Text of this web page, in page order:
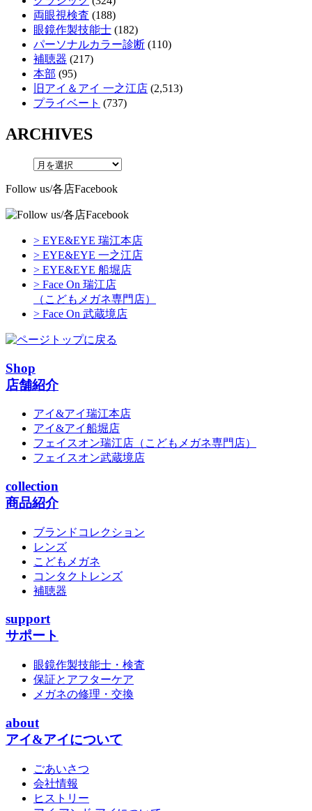
両眼視検査 (188)
眼鏡作製技能士 (182)
パーソナルカラー診断 (110)
補聴器 (217)
本部 (95)
旧アイ＆アイ 一之江店 (2,513)
プライベート (737)
ARCHIVES
Follow us/各店Facebook
> EYE&EYE 瑞江本店
> EYE&EYE 一之江店
> EYE&EYE 船堀店
> Face On 瑞江店
（こどもメガネ専門店）
> Face On 武蔵境店
Shop
店舗紹介
アイ&アイ瑞江本店
アイ&アイ船堀店
フェイスオン瑞江店 （こどもメガネ専門店）
フェイスオン武蔵境店
collection
商品紹介
ブランドコレクション
レンズ
こどもメガネ
コンタクトレンズ
補聴器
support
サポート
眼鏡作製技能士・検査
保証とアフターケア
メガネの修理・交換
about
アイ&アイについて
ごあいさつ
会社情報
ヒストリー